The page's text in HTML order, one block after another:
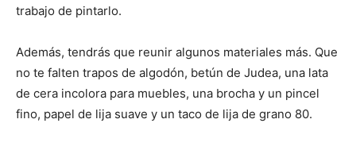
trabajo de pintarlo.
Además, tendrás que reunir algunos materiales más. Que
no te falten trapos de algodón, betún de Judea, una lata
de cera incolora para muebles, una brocha y un pincel
fino, papel de lija suave y un taco de lija de grano 80.